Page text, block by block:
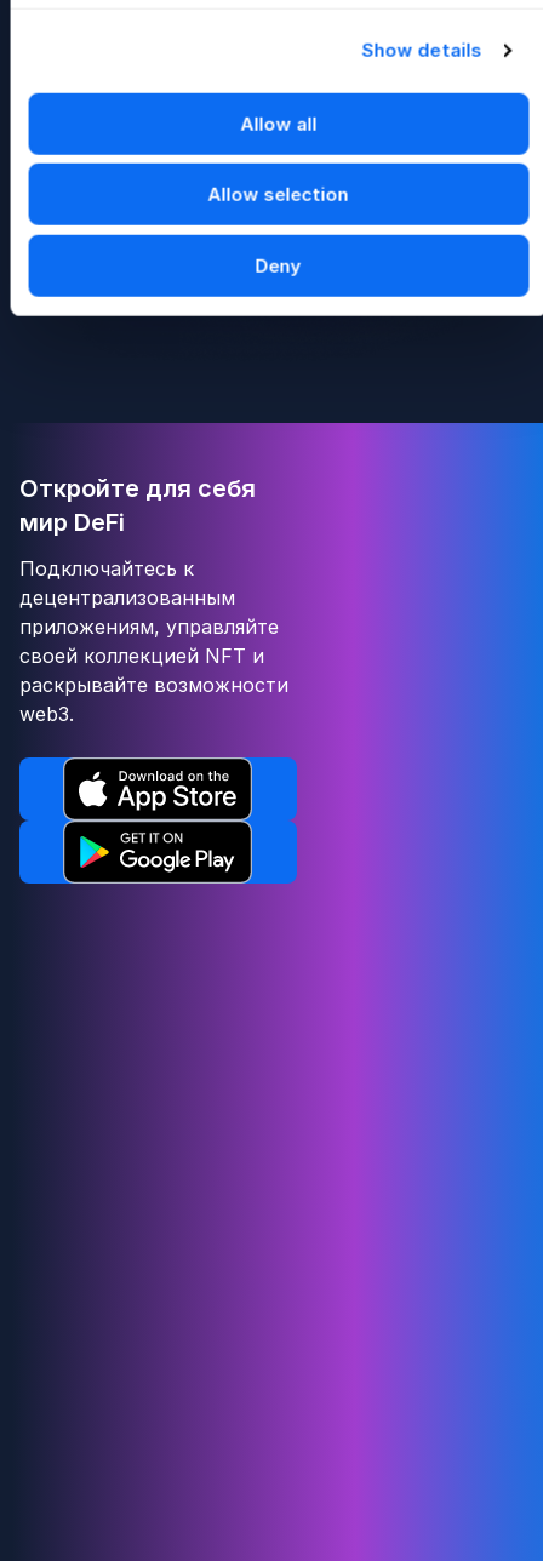
Show details
Allow all
Allow selection
Deny
Откройте для себя
мир DeFi
Подключайтесь к
децентрализованным
приложениям, управляйте
своей коллекцией NFT и
раскрывайте возможности
web3.